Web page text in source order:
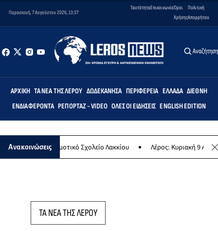
Παρασκευή, 7 Αυγούστου 2026, 13:37
ΤαυτότηταΕπικοινωνίαΌροι
Χρήσης
Πολιτική
Απορρήτου
Αναζήτηση
ΑΡΧΙΚΉ ΤΑ ΝΈΑ ΤΗΣ ΛΈΡΟΥ ΔΩΔΕΚΆΝΗΣΑ ΠΕΡΙΦΈΡΕΙΑ ΕΛΛΆΔΑ ΔΙΕΘΝΉ
ΕΝΔΙΑΦΈΡΟΝΤΑ ΡΕΠΟΡΤΆΖ - VIDEO ΌΛΕΣ ΟΙ ΕΙΔΉΣΕΙΣ ENGLISH EDITION
Ανακοινώσεις
στο Δημοτικό Σχολείο Λακκίου Λέρος: Κυριακή 9
ΤΑ ΝΕΑ ΤΗΣ ΛΕΡΟΥ